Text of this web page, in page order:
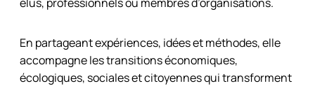
En partageant expériences, idées et méthodes, elle
accompagne les transitions économiques,
écologiques, sociales et citoyennes qui transforment